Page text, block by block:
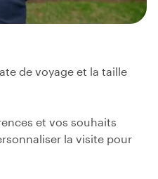
de voyage et la taille
et vos souhaits
la visite pour